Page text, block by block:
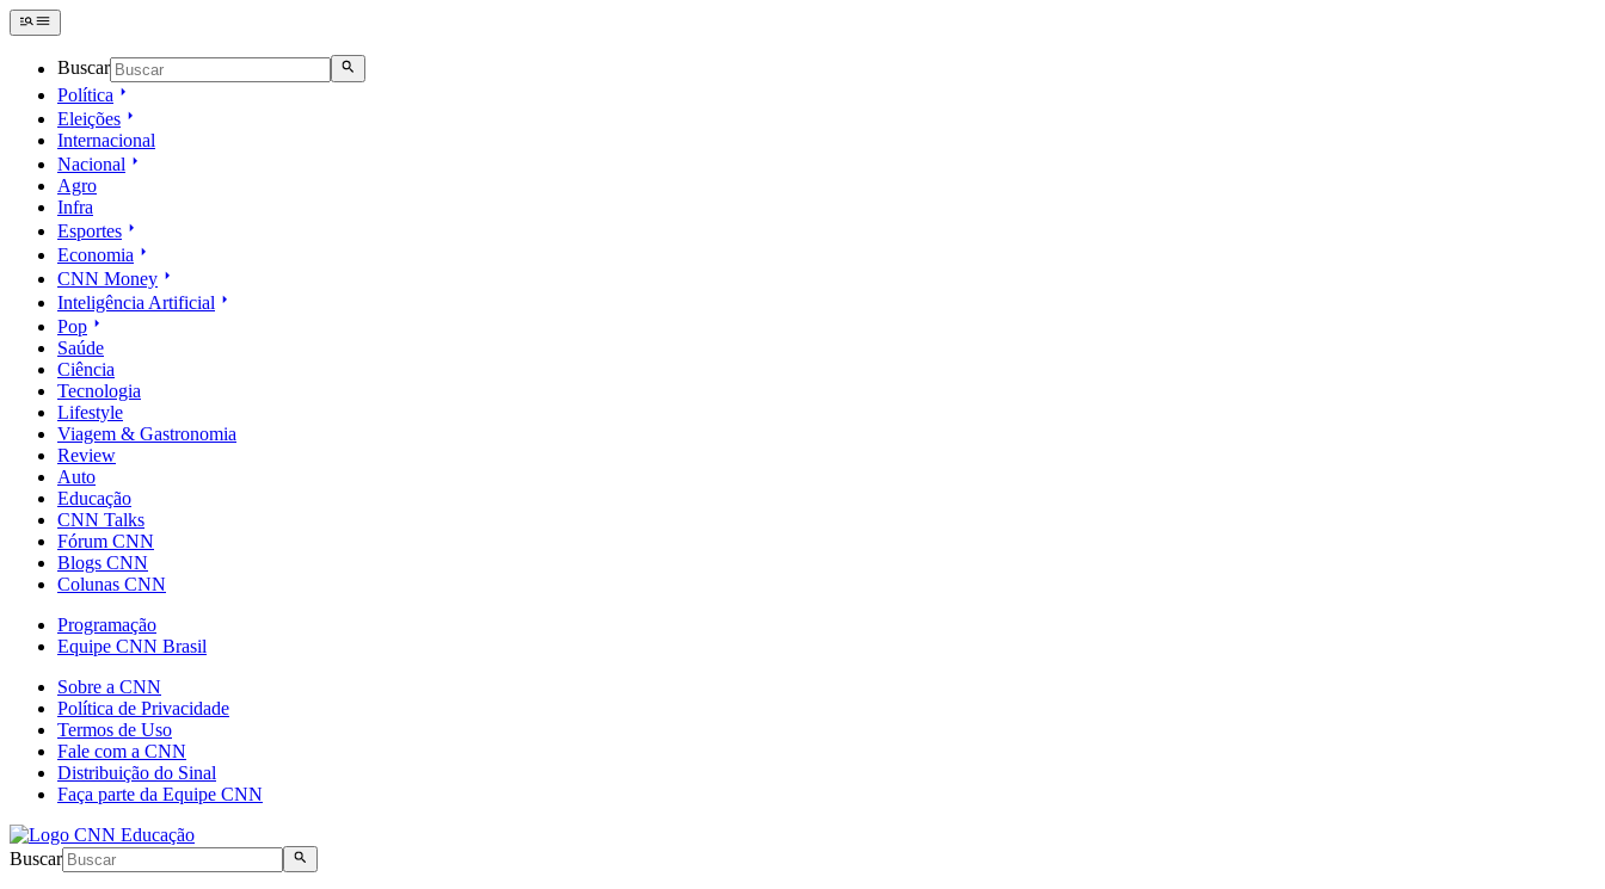
Buscar
Política
Eleições
Internacional
Nacional
Agro
Infra
Esportes
Economia
CNN Money
Inteligência Artificial
Pop
Saúde
Ciência
Tecnologia
Lifestyle
Viagem & Gastronomia
Review
Auto
Educação
CNN Talks
Fórum CNN
Blogs CNN
Colunas CNN
Programação
Equipe CNN Brasil
Sobre a CNN
Política de Privacidade
Termos de Uso
Fale com a CNN
Distribuição do Sinal
Faça parte da Equipe CNN
Buscar